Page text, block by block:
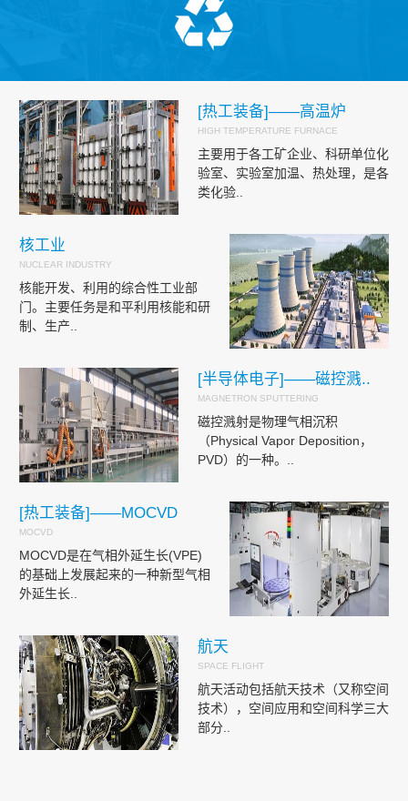
[热工装备]——高温炉
HIGH TEMPERATURE FURNACE
主要用于各工矿企业、科研单位化
验室、实验室加温、热处理，是各
类化验..
核工业
NUCLEAR INDUSTRY
核能开发、利用的综合性工业部
门。主要任务是和平利用核能和研
制、生产..
[半导体电子]——磁控溅..
MAGNETRON SPUTTERING
磁控溅射是物理气相沉积
（Physical Vapor Deposition，
PVD）的一种。..
[热工装备]——MOCVD
MOCVD
MOCVD是在气相外延生长(VPE)
的基础上发展起来的一种新型气相
外延生长..
航天
SPACE FLIGHT
航天活动包括航天技术（又称空间
技术），空间应用和空间科学三大
部分..